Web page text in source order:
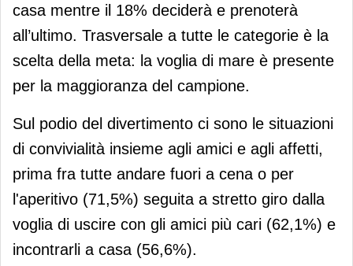
casa mentre il 18% deciderà e prenoterà
all’ultimo. Trasversale a tutte le categorie è la
scelta della meta: la voglia di mare è presente
per la maggioranza del campione.
Sul podio del divertimento ci sono le situazioni
di convivialità insieme agli amici e agli affetti,
prima fra tutte andare fuori a cena o per
l'aperitivo (71,5%) seguita a stretto giro dalla
voglia di uscire con gli amici più cari (62,1%) e
incontrarli a casa (56,6%).